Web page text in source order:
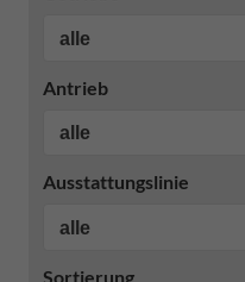
Antrieb
Ausstattungslinie
Sortierung